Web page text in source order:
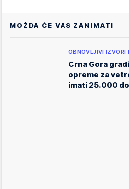
MOŽDA ĆE VAS ZANIMATI
OBNOVLJIVI IZVORI
Crna Gora
opreme za
imati 25.000